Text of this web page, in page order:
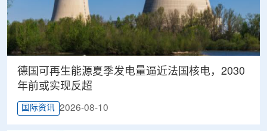
德国可再生能源夏季发电量逼近法国核电，2030
年前或实现反超
国际资讯 2026-08-10